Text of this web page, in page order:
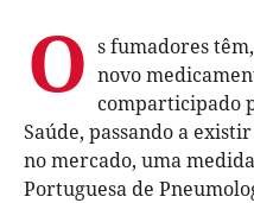
O s fumadores
novo
comparticipado
Saúde, passando a
no mercado, uma
Portuguesa de